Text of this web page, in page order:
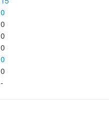
0
0
0
0
0
0
-